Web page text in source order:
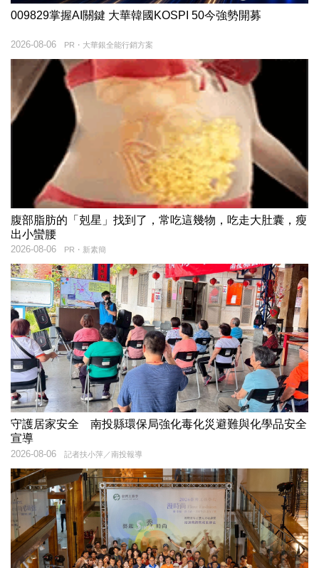
009829掌握AI關鍵 大華韓國KOSPI 50今強勢開募
PR・大華銀全能行銷方案
2026-08-06
腹部脂肪的「剋星」找到了，常吃這幾物，吃走大肚囊，瘦
出小蠻腰
PR・新素簡
2026-08-06
守護居家安全 南投縣環保局強化毒化災避難與化學品安全
宣導
記者扶小萍／南投報導
2026-08-06